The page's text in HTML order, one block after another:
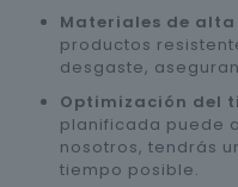
Materiales de
productos
desgaste,
Optimización del
planificada puede
nosotros, tendrás
tiempo posible.